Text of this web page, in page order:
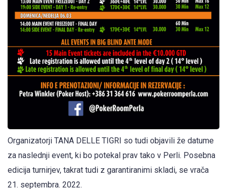
Organizatorji TANA DELLE TIGRI so tudi objavili že datume
za naslednji event, ki bo potekal prav tako v Perli. Posebna
edicija turnirjev, takrat tudi z garantiranimi skladi, se vrača
21. septembra. 2022.